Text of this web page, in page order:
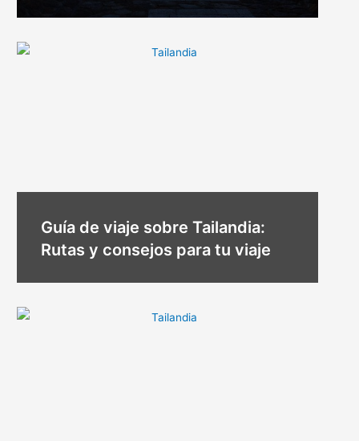
Guía de viaje sobre Tailandia:
Rutas y consejos para tu viaje